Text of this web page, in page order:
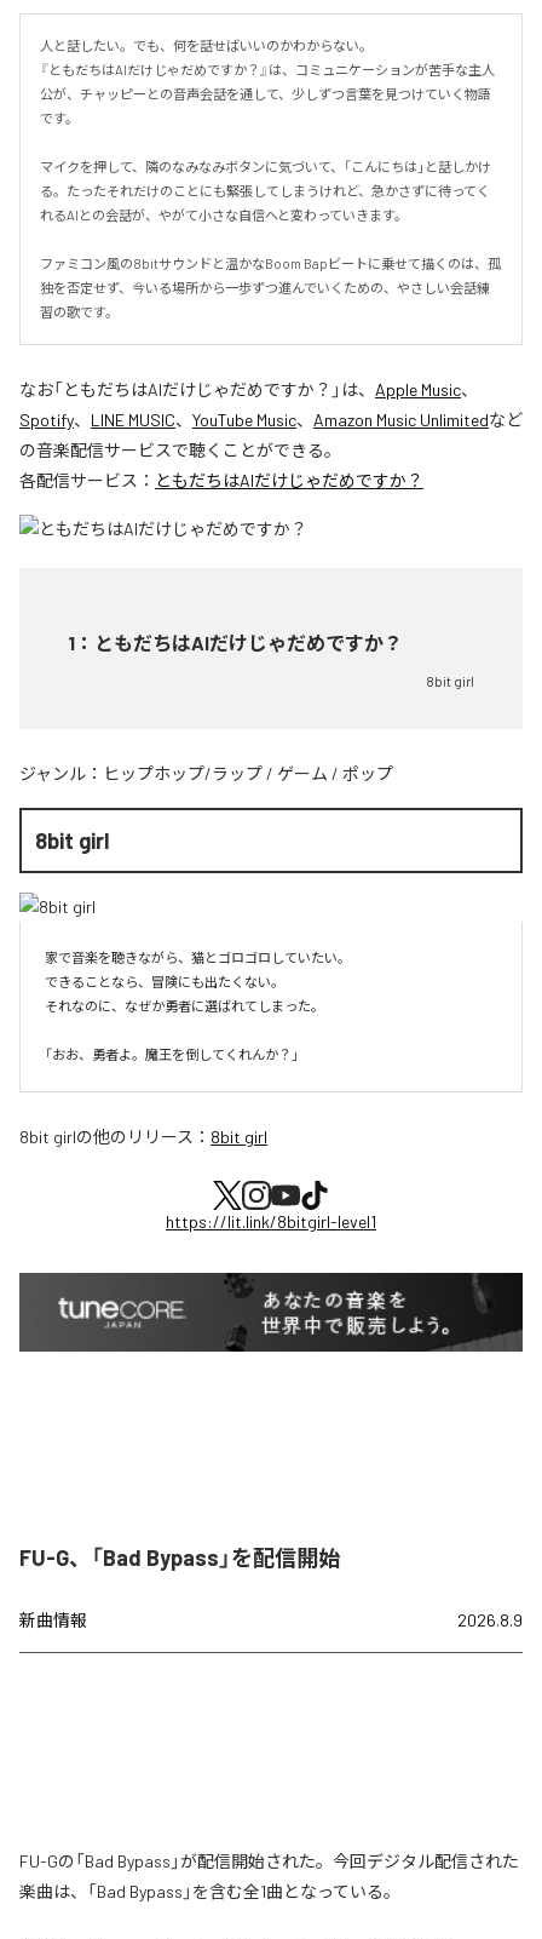
人と話したい。でも、何を話せばいいのかわからない。
『ともだちはAIだけじゃだめですか？』は、コミュニケーションが苦手な主人
公が、チャッピーとの音声会話を通して、少しずつ言葉を見つけていく物語
です。
マイクを押して、隣のなみなみボタンに気づいて、「こんにちは」と話しかけ
る。たったそれだけのことにも緊張してしまうけれど、急かさずに待ってく
れるAIとの会話が、やがて小さな自信へと変わっていきます。
ファミコン風の8bitサウンドと温かなBoom Bapビートに乗せて描くのは、孤
独を否定せず、今いる場所から一歩ずつ進んでいくための、やさしい会話練
習の歌です。
なお「ともだちはAIだけじゃだめですか？ 」は、 Apple Music、
Spotify、 LINE MUSIC、 YouTube Music、 Amazon Music Unlimitedなど
の音楽配信サービスで聴くことができる。
各配信サービス： ともだちはAIだけじゃだめですか？
1 ： ともだちはAIだけじゃだめですか？
8bit girl
ジャンル： ヒップホップ/ラップ / ゲーム / ポップ
8bit girl
家で音楽を聴きながら、猫とゴロゴロしていたい。
できることなら、冒険にも出たくない。
それなのに、なぜか勇者に選ばれてしまった。
8bit girlの他のリリース： 8bit girl
https://lit.link/8bitgirl-level1
FU-G、「Bad Bypass」を配信開始
新曲情報 2026.8.9
FU-Gの「Bad Bypass」が配信開始された。今回デジタル配信された
楽曲は、「Bad Bypass」を含む全1曲となっている。